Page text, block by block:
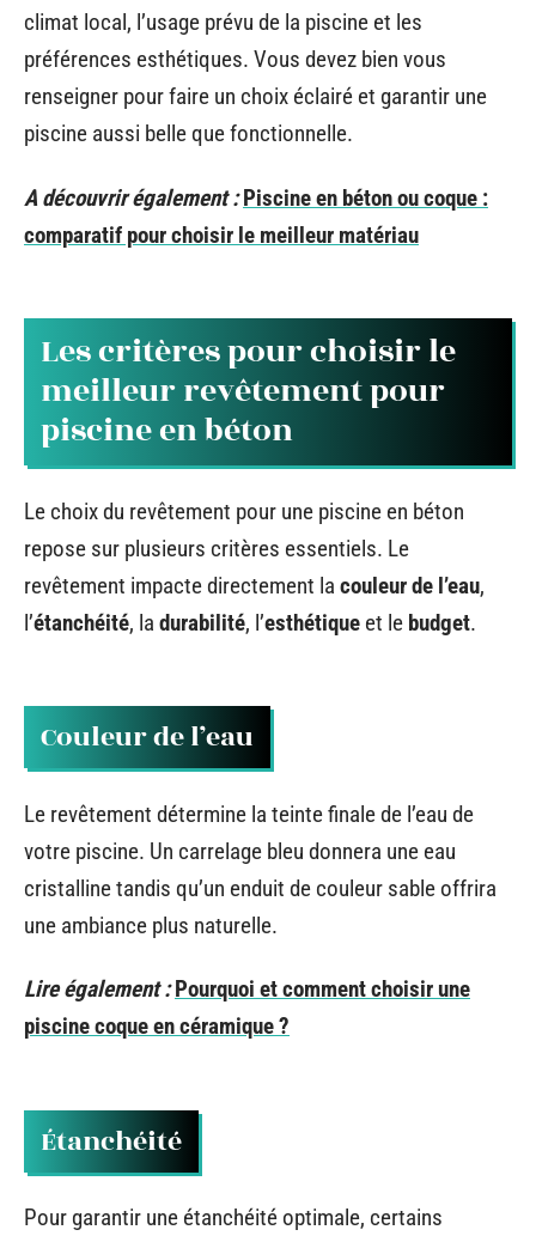
climat local, l’usage prévu de la piscine et les
préférences esthétiques. Vous devez bien vous
renseigner pour faire un choix éclairé et garantir une
piscine aussi belle que fonctionnelle.
A découvrir également : Piscine en béton ou coque :
comparatif pour choisir le meilleur matériau
Les critères pour choisir le
meilleur revêtement pour
piscine en béton
Le choix du revêtement pour une piscine en béton
repose sur plusieurs critères essentiels. Le
revêtement impacte directement la couleur de l’eau,
l’étanchéité, la durabilité, l’esthétique et le budget.
Couleur de l’eau
Le revêtement détermine la teinte finale de l’eau de
votre piscine. Un carrelage bleu donnera une eau
cristalline tandis qu’un enduit de couleur sable offrira
une ambiance plus naturelle.
Lire également : Pourquoi et comment choisir une
piscine coque en céramique ?
Étanchéité
Pour garantir une étanchéité optimale, certains